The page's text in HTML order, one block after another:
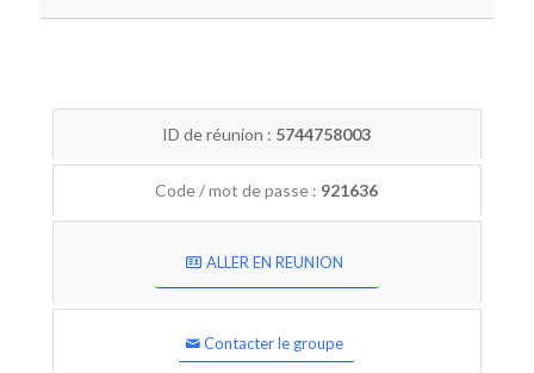
ID de réunion : 5744758003
Code / mot de passe : 921636
ALLER EN REUNION
Contacter le groupe